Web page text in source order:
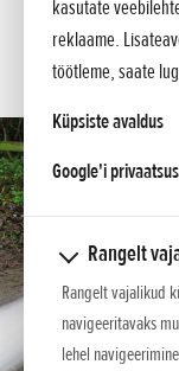
kasutate
reklaame.
töötleme, saate
Küpsiste avaldus
Google'i
Rangelt
Rangelt vajalikud
navigeeritavaks
lehel